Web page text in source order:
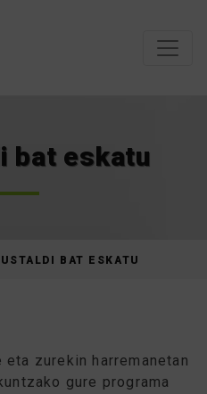
bat eskatu
BAT ESKATU
zurekin harremanetan
gure programa